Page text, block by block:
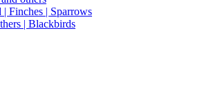
Finches | Sparrows
| Blackbirds